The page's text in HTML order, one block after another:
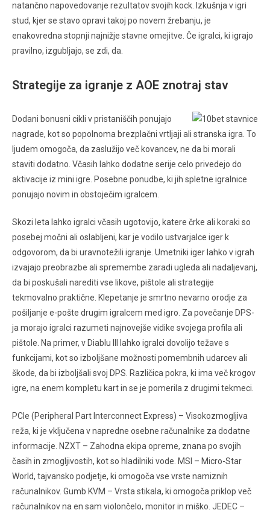
natančno napovedovanje rezultatov svojih kock. Izkušnja v igri
stud, kjer se stavo opravi takoj po novem žrebanju, je
enakovredna stopnji najnižje stavne omejitve. Če igralci, ki igrajo
pravilno, izgubljajo, se zdi, da.
Strategije za igranje z AOE znotraj stav
Dodani bonusni cikli v pristaniščih ponujajo
nagrade, kot so popolnoma brezplačni vrtljaji ali stranska igra. To
ljudem omogoča, da zaslužijo več kovancev, ne da bi morali
staviti dodatno. Včasih lahko dodatne serije celo privedejo do
aktivacije iz mini igre. Posebne ponudbe, ki jih spletne igralnice
ponujajo novim in obstoječim igralcem.
Skozi leta lahko igralci včasih ugotovijo, katere črke ali koraki so
posebej močni ali oslabljeni, kar je vodilo ustvarjalce iger k
odgovorom, da bi uravnotežili igranje. Umetniki iger lahko v igrah
izvajajo preobrazbe ali spremembe zaradi ugleda ali nadaljevanj,
da bi poskušali narediti vse likove, pištole ali strategije
tekmovalno praktične. Klepetanje je smrtno nevarno orodje za
pošiljanje e-pošte drugim igralcem med igro. Za povečanje DPS-
ja morajo igralci razumeti najnovejše vidike svojega profila ali
pištole. Na primer, v Diablu III lahko igralci dovolijo težave s
funkcijami, kot so izboljšane možnosti pomembnih udarcev ali
škode, da bi izboljšali svoj DPS. Različica pokra, ki ima več krogov
igre, na enem kompletu kart in se je pomerila z drugimi tekmeci.
PCIe (Peripheral Part Interconnect Express) – Visokozmogljiva
reža, ki je vključena v napredne osebne računalnike za dodatne
informacije. NZXT – Zahodna ekipa opreme, znana po svojih
časih in zmogljivostih, kot so hladilniki vode. MSI – Micro-Star
World, tajvansko podjetje, ki omogoča vse vrste namiznih
računalnikov. Gumb KVM – Vrsta stikala, ki omogoča priklop več
računalnikov na en sam violončelo, monitor in miško. JEDEC –